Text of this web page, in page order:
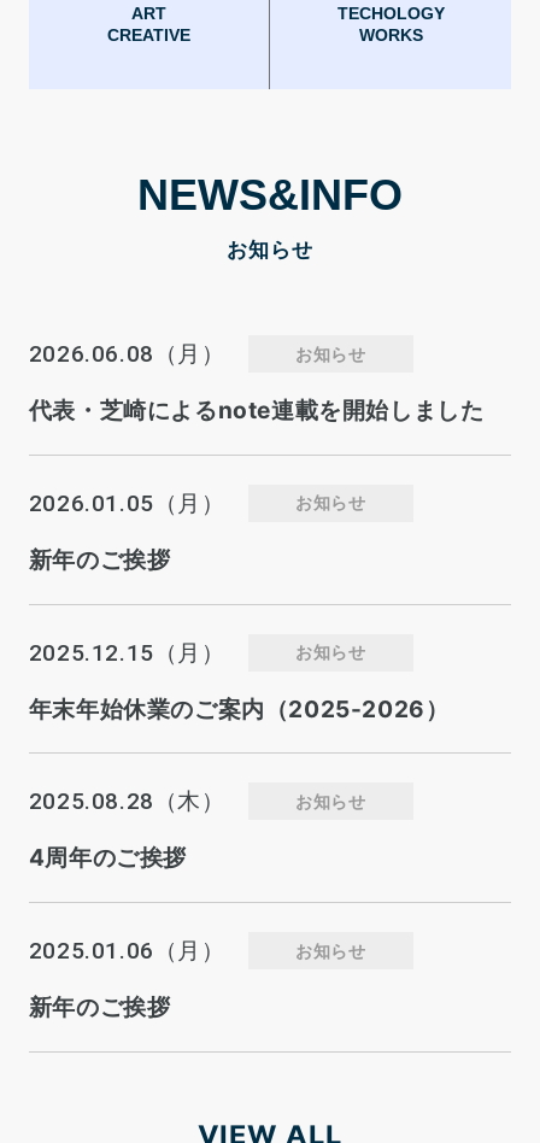
ART
CREATIVE
TECHOLOGY
WORKS
NEWS&INFO
お知らせ
VIEW ALL
2026.06.08 （月） お知らせ
代表・芝崎によるnote連載を開始しました
2026.01.05 （月） お知らせ
新年のご挨拶
2025.12.15 （月） お知らせ
年末年始休業のご案内（2025-2026）
2025.08.28 （木） お知らせ
4周年のご挨拶
2025.01.06 （月） お知らせ
新年のご挨拶